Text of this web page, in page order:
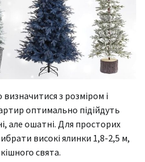
з розміром і
оптимально підійдуть
але ошатні. Для просторих
високі ялинки 1,8-2,5 м,
свята.